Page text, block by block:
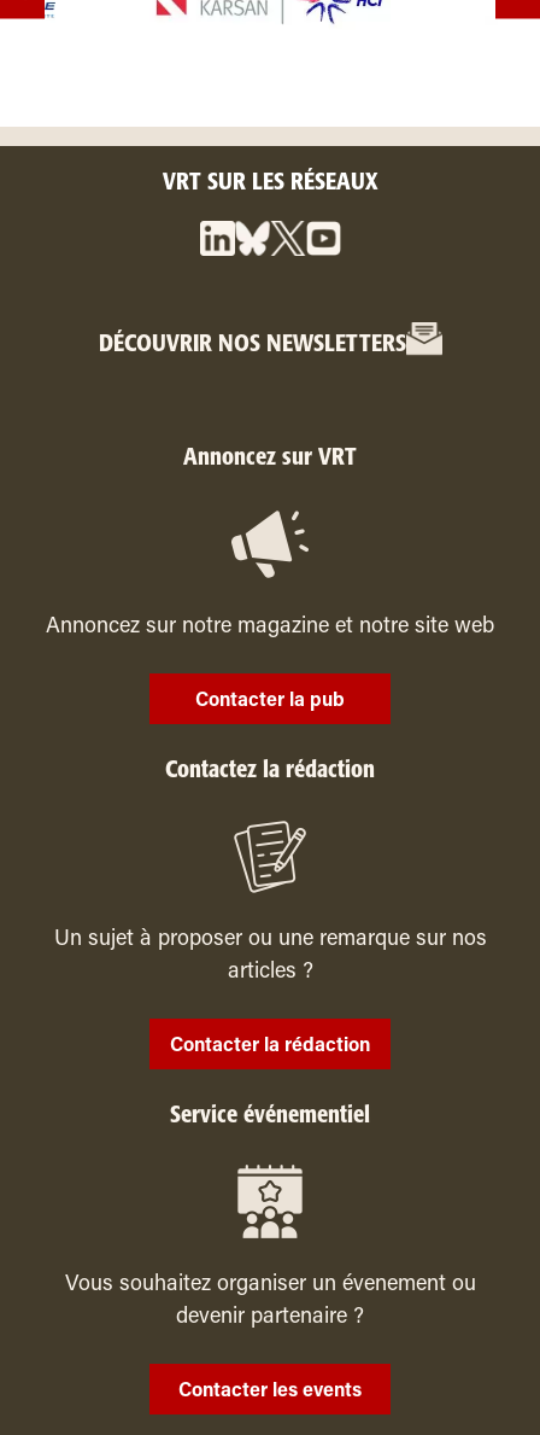
VRT SUR LES RÉSEAUX
DÉCOUVRIR NOS NEWSLETTERS
Annoncez sur VRT
Annoncez sur notre magazine et notre site web
Contacter la pub
Contactez la rédaction
Un sujet à proposer ou une remarque sur nos
articles ?
Contacter la rédaction
Service événementiel
Vous souhaitez organiser un évenement ou
devenir partenaire ?
Contacter les events